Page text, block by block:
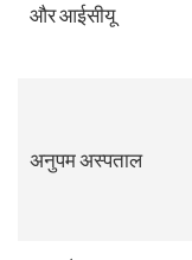
और आईसीयू
अनुपम अस्पताल